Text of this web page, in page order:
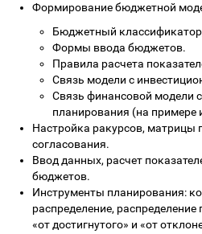
Формирование бюджетной
Бюджетный
Формы ввода бюджетов.
Правила расчета
Связь модели с
Связь финансовой модели
планирования (на примере
Настройка ракурсов,
согласования.
Ввод данных, расчет
бюджетов.
Инструменты планирования:
распределение,
«от достигнутого» и «от